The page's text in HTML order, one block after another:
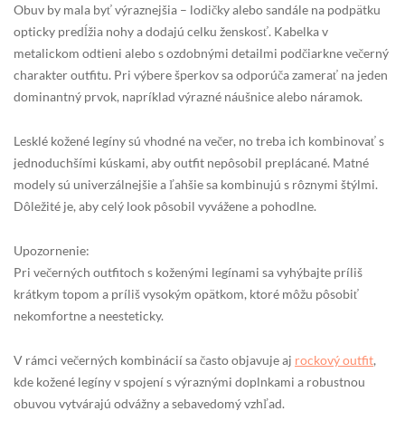
Obuv by mala byť výraznejšia – lodičky alebo sandále na podpätku
opticky predĺžia nohy a dodajú celku ženskosť. Kabelka v
metalickom odtieni alebo s ozdobnými detailmi podčiarkne večerný
charakter outfitu. Pri výbere šperkov sa odporúča zamerať na jeden
dominantný prvok, napríklad výrazné náušnice alebo náramok.
Lesklé kožené legíny sú vhodné na večer, no treba ich kombinovať s
jednoduchšími kúskami, aby outfit nepôsobil preplácané. Matné
modely sú univerzálnejšie a ľahšie sa kombinujú s rôznymi štýlmi.
Dôležité je, aby celý look pôsobil vyvážene a pohodlne.
Upozornenie:
Pri večerných outfitoch s koženými legínami sa vyhýbajte príliš
krátkym topom a príliš vysokým opätkom, ktoré môžu pôsobiť
nekomfortne a neesteticky.
V rámci večerných kombinácií sa často objavuje aj rockový outfit,
kde kožené legíny v spojení s výraznými doplnkami a robustnou
obuvou vytvárajú odvážny a sebavedomý vzhľad.